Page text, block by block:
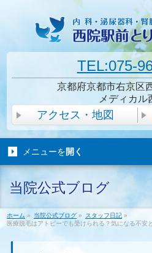
TEL:075-
京都府京都市右京区
メディカル
アクセス・地図
メニューを 開く
当院公式ブログ
ホーム » 当院公式ブログ » スタッフ日記 »
医療脱毛はアトピーでも受けられる？気になる不安